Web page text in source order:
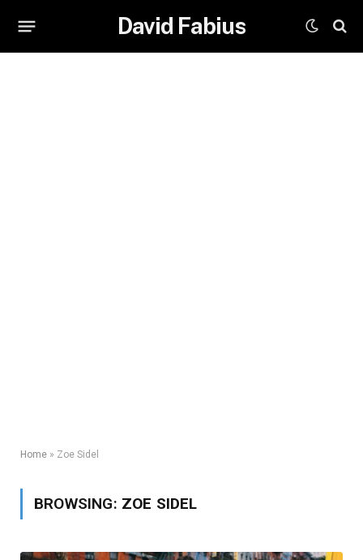
David Fabius
Home » Zoe Sidel
BROWSING: ZOE SIDEL